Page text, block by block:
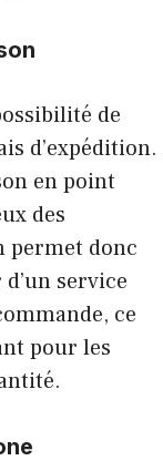
de
d’expédition.
en point
des
permet donc
service
ce
pour les